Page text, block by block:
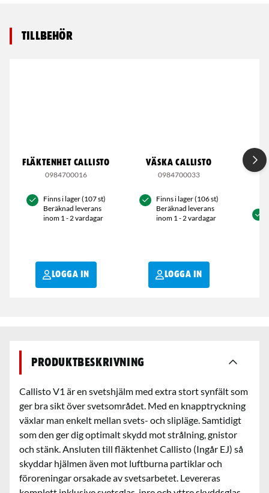
Tillbehör
FLÄKTENHET CALLISTO
0984700016
Finns i lager (107 st)
Beräknad leverans
inom 1 - 2 vardagar
LOGGA IN
VÄSKA CALLISTO
0984700033
Finns i lager (106 st)
Beräknad leverans
inom 1 - 2 vardagar
LOGGA IN
Produktbeskrivning
Callisto V1 är en svetshjälm med extra stort synfält som
ger bra sikt över svetsområdet. Med en knapptryckning
växlar man enkelt mellan svets- och slipläge. Samtidigt
som den ger dig optimalt skydd mot strålning, gnistor
och stänk. Ansluten till fläktenhet Callisto (Ingår EJ) så
skyddar hjälmen även mot luftburna partiklar och
föroreningar orsakade av svetsarbetet. Levereras